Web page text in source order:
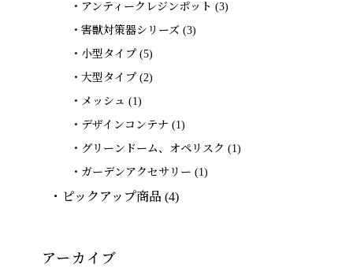
アンティークレジンポット (3)
害獣対策器シリーズ(3)
小型タイプ(5)
大型タイプ(2)
メッシュ (1)
デザインコンテナ (1)
グリーンドーム、オペリスク (1)
ガーデンアクセサリー (1)
ピックアップ商品 (4)
アーカイブ